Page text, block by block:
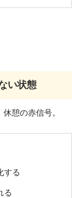
い状態
憩の赤信号。
する
る